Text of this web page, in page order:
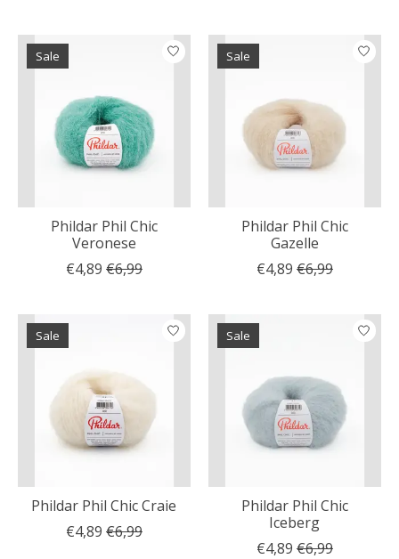
Sale
Phildar Phil Chic
Veronese
€4,89 €6,99
Sale
Phildar Phil Chic
Gazelle
€4,89 €6,99
Sale
Phildar Phil Chic Craie
€4,89 €6,99
Sale
Phildar Phil Chic
Iceberg
€4,89 €6,99